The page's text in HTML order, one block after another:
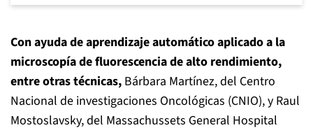
Con ayuda de aprendizaje automático aplicado a la
microscopía de fluorescencia de alto rendimiento,
entre otras técnicas, Bárbara Martínez, del Centro
Nacional de investigaciones Oncológicas (CNIO), y Raul
Mostoslavsky, del Massachussets General Hospital